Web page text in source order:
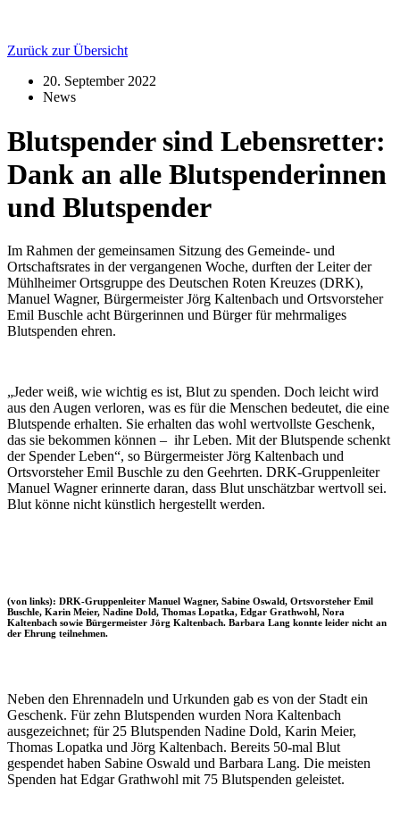
Zurück zur Übersicht
20. September 2022
News
Blutspender sind Lebensretter:
Dank an alle Blutspenderinnen
und Blutspender
Im Rahmen der gemeinsamen Sitzung des Gemeinde- und
Ortschaftsrates in der vergangenen Woche, durften der Leiter der
Mühlheimer Ortsgruppe des Deutschen Roten Kreuzes (DRK),
Manuel Wagner, Bürgermeister Jörg Kaltenbach und Ortsvorsteher
Emil Buschle acht Bürgerinnen und Bürger für mehrmaliges
Blutspenden ehren.
„Jeder weiß, wie wichtig es ist, Blut zu spenden. Doch leicht wird
aus den Augen verloren, was es für die Menschen bedeutet, die eine
Blutspende erhalten. Sie erhalten das wohl wertvollste Geschenk,
das sie bekommen können – ihr Leben. Mit der Blutspende schenkt
der Spender Leben“, so Bürgermeister Jörg Kaltenbach und
Ortsvorsteher Emil Buschle zu den Geehrten. DRK-Gruppenleiter
Manuel Wagner erinnerte daran, dass Blut unschätzbar wertvoll sei.
Blut könne nicht künstlich hergestellt werden.
(von links): DRK-Gruppenleiter Manuel Wagner, Sabine Oswald, Ortsvorsteher Emil
Buschle, Karin Meier, Nadine Dold, Thomas Lopatka, Edgar Grathwohl, Nora
Kaltenbach sowie Bürgermeister Jörg Kaltenbach. Barbara Lang konnte leider nicht an
der Ehrung teilnehmen.
Neben den Ehrennadeln und Urkunden gab es von der Stadt ein
Geschenk. Für zehn Blutspenden wurden Nora Kaltenbach
ausgezeichnet; für 25 Blutspenden Nadine Dold, Karin Meier,
Thomas Lopatka und Jörg Kaltenbach. Bereits 50-mal Blut
gespendet haben Sabine Oswald und Barbara Lang. Die meisten
Spenden hat Edgar Grathwohl mit 75 Blutspenden geleistet.